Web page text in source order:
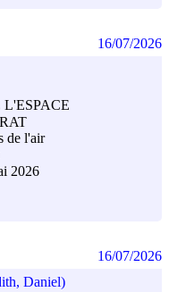
de l'air
2026
16/07/2026
Daniel)
16/07/2026